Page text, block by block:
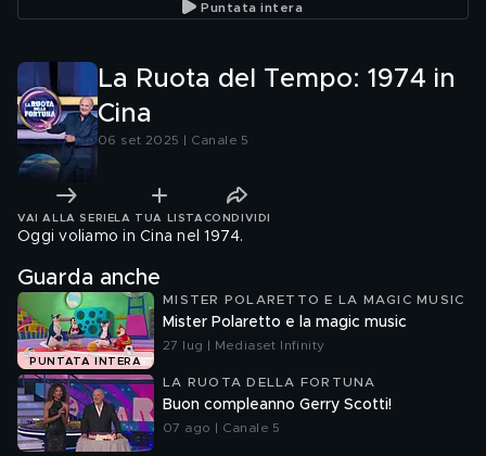
Puntata intera
La Ruota del Tempo: 1974 in
Cina
06 set 2025 | Canale 5
VAI ALLA SERIE LA TUA LISTA CONDIVIDI
Oggi voliamo in Cina nel 1974.
Guarda anche
PUNTATA INTERA
MISTER POLARETTO E LA MAGIC MUSIC
Mister Polaretto e la magic music
27 lug | Mediaset Infinity
LA RUOTA DELLA FORTUNA
Buon compleanno Gerry Scotti!
07 ago | Canale 5